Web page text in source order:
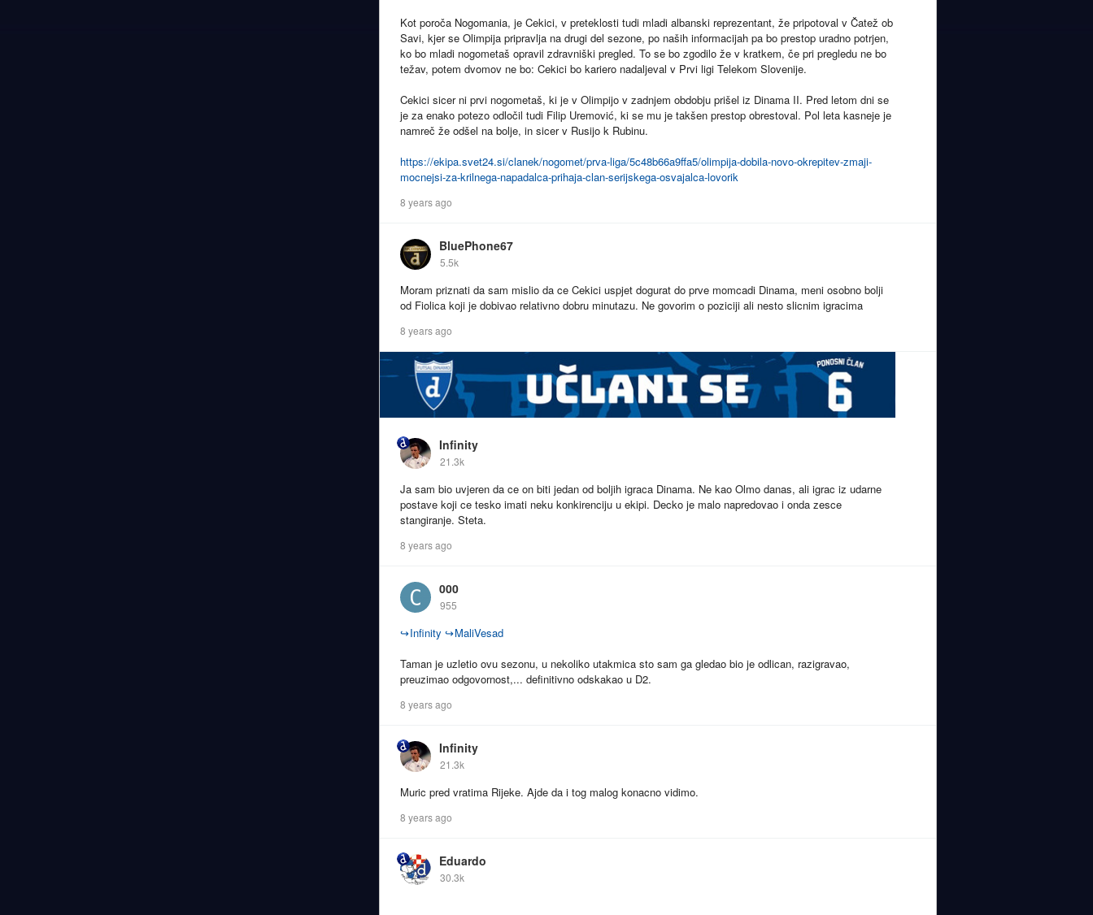
Kot poroča Nogomania, je Cekici, v preteklosti tudi mladi albanski reprezentant, že pripotoval v Čatež ob
Savi, kjer se Olimpija pripravlja na drugi del sezone, po naših informacijah pa bo prestop uradno potrjen,
ko bo mladi nogometaš opravil zdravniški pregled. To se bo zgodilo že v kratkem, če pri pregledu ne bo
težav, potem dvomov ne bo: Cekici bo kariero nadaljeval v Prvi ligi Telekom Slovenije.
Cekici sicer ni prvi nogometaš, ki je v Olimpijo v zadnjem obdobju prišel iz Dinama II. Pred letom dni se
je za enako potezo odločil tudi Filip Uremović, ki se mu je takšen prestop obrestoval. Pol leta kasneje je
namreč že odšel na bolje, in sicer v Rusijo k Rubinu.
https://ekipa.svet24.si/clanek/nogomet/prva-liga/5c48b66a9ffa5/olimpija-dobila-novo-okrepitev-zmaji-
mocnejsi-za-krilnega-napadalca-prihaja-clan-serijskega-osvajalca-lovorik
8 years ago
BluePhone67
5.5k
Moram priznati da sam mislio da ce Cekici uspjet dogurat do prve momcadi Dinama, meni osobno bolji
od Fiolica koji je dobivao relativno dobru minutazu. Ne govorim o poziciji ali nesto slicnim igracima
8 years ago
Infinity
21.3k
Ja sam bio uvjeren da ce on biti jedan od boljih igraca Dinama. Ne kao Olmo danas, ali igrac iz udarne
postave koji ce tesko imati neku konkirenciju u ekipi. Decko je malo napredovao i onda zesce
stangiranje. Steta.
8 years ago
000
955
↪Infinity ↪MaliVesad
Taman je uzletio ovu sezonu, u nekoliko utakmica sto sam ga gledao bio je odlican, razigravao,
preuzimao odgovornost,... definitivno odskakao u D2.
8 years ago
Infinity
21.3k
Muric pred vratima Rijeke. Ajde da i tog malog konacno vidimo.
8 years ago
Eduardo
30.3k